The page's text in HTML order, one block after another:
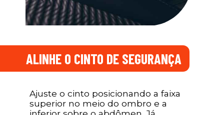
Ajuste o cinto posicionando a faixa
superior no meio do ombro e a
ALINHE O CINTO DE SEGURANÇA